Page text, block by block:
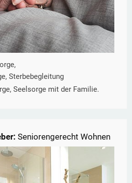
Sterbebegleitung
Seelsorge mit der Familie.
Seniorengerecht Wohnen